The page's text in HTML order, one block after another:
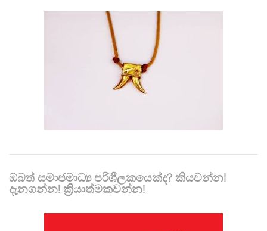
ඔබත් සමාජමාධ්‍ය පරිශීලකයෙක්ද? කියවන්න!
දැනගන්න! ක්‍රියාත්මකවන්න!